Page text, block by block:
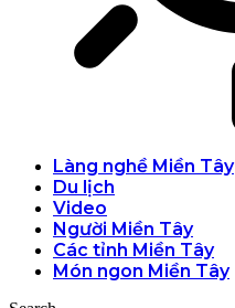
Làng nghề Miền Tây
Du lịch
Video
Người Miền Tây
Các tỉnh Miền Tây
Món ngon Miền Tây